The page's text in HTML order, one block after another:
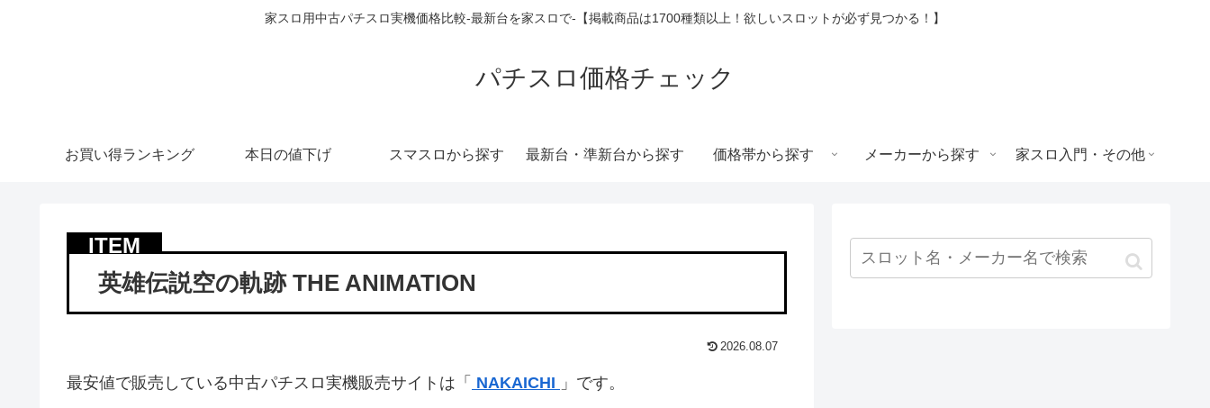
家スロ用中古パチスロ実機価格比較-最新台を家スロで-【掲載商品は1700種類以上！欲しいスロットが必ず見つかる！】
パチスロ価格チェック
お買い得ランキング 本日の値下げ スマスロから探す 最新台・準新台から探す 価格帯から探す メーカーから探す 家スロ入門・その他
英雄伝説空の軌跡 THE ANIMATION
2026.08.07
最安値で販売している中古パチスロ実機販売サイトは「 NAKAICHI 」です。